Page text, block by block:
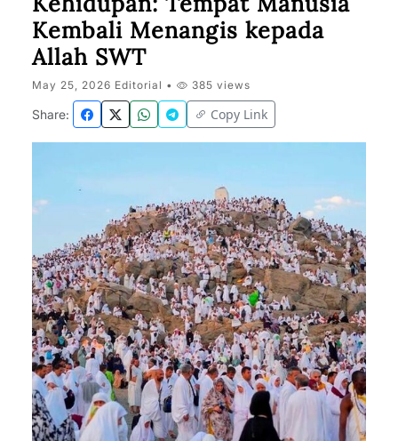
Kembali Menangis kepada
Allah SWT
May 25, 2026 Editorial • 385 views
Share: Copy Link